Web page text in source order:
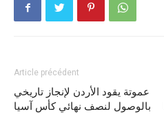
Article précédent
عموتة يقود الأردن لإنجاز تاريخي
بالوصول لنصف نهائي كأس آسيا